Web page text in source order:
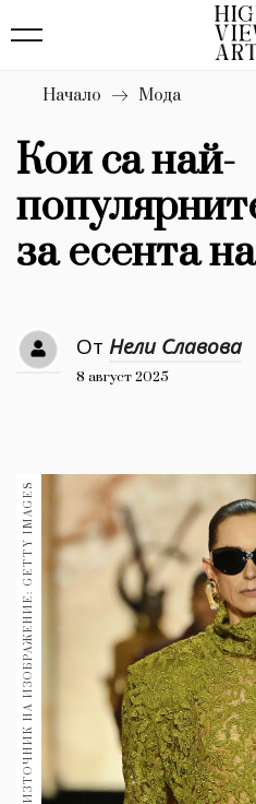
Бизнес
Мода
Dialogue
Изкуство
4340
Дизайн
Книги
30+ 1970
Гурме 1710
Пътувай
Здраве 389
Gentlemen
382
Начало Мода
Кои са най-
за есента
От Нели Славова
8 август 2025
ИЗТОЧНИК НА ИЗОБРАЖЕНИЕ: GETTY IMAGES